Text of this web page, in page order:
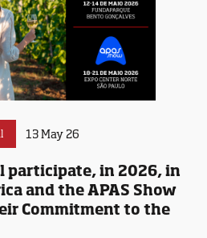
13 May 26
participate, in 2026, in
and the APAS Show
Commitment to the